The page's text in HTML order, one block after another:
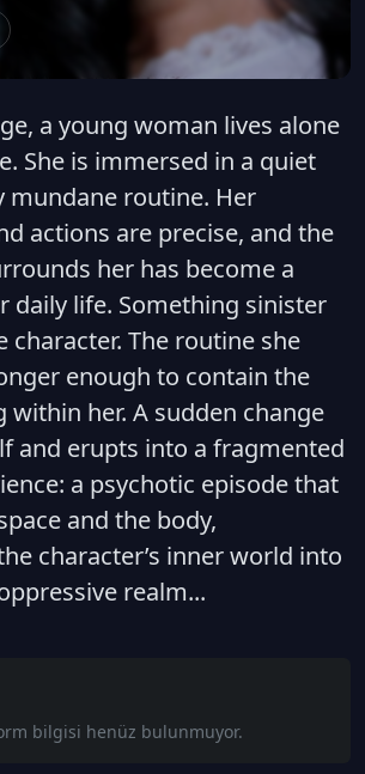
a young woman lives alone
She is immersed in a quiet
mundane routine. Her
actions are precise, and the
her has become a
daily life. Something sinister
character. The routine she
enough to contain the
within her. A sudden change
and erupts into a fragmented
a psychotic episode that
and the body,
character’s inner world into
realm...
bilgisi henüz bulunmuyor.